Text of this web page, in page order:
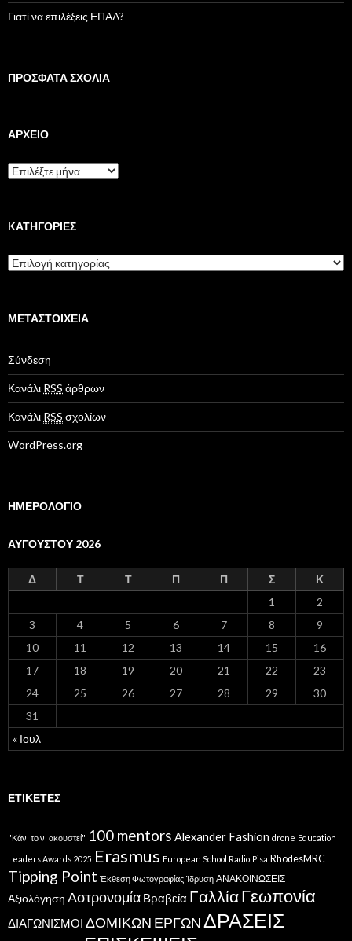
Γιατί να επιλέξεις ΕΠΑΛ?
ΠΡΌΣΦΑΤΑ ΣΧΌΛΙΑ
ΑΡΧΕΊΟ
Α
ρ
ίKΑΤΗΓΟΡΊΕΣ
K
α
γ
ί
ε
ς
ΜΕΤΑΣΤΟΙΧΕΊΑ
Σύνδεση
Κανάλι RSS άρθρων
Κανάλι RSS σχολίων
WordPress.org
ΗΜΕΡΟΛΟΓΙΟ
ΑΥΓΟΎΣΤΟΥ 2026
Δ Τ Τ Π Π Σ Κ
« Ιουλ
1
2
3
4 5 6 7 8
9
10
11 12 13 14 15
16
17
18 19 20 21 22
23
24
25 26 27 28 29
30
31
ΕΤΙΚΈΤΕΣ
"Κάν' το ν' ακουστεί" 100 mentors Alexander Fashion drone Education
Leaders Awards 2025 Erasmus European School Radio Pisa RhodesMRC
Tipping Point Έκθεση Φωτογραφίας Ίδρυση ΑΝΑΚΟΙΝΩΣΕΙΣ
Αξιολόγηση Αστρονομία Βραβεία ΓαλλίαΓεωπονία
ΔΙΑΓΩΝΙΣΜΟΙ ΔΟΜΙΚΩΝ ΕΡΓΩΝΔΡΑΣΕΙΣ